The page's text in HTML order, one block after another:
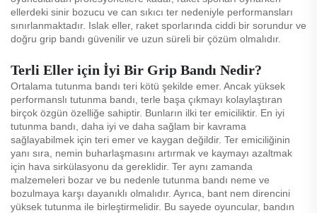
ellerdeki sinir bozucu ve can sıkıcı ter nedeniyle performansları
sınırlanmaktadır. Islak eller, raket sporlarında ciddi bir sorundur ve
doğru grip bandı güvenilir ve uzun süreli bir çözüm olmalıdır.
Terli Eller için İyi Bir Grip Bandı Nedir?
Ortalama tutunma bandı teri kötü şekilde emer. Ancak yüksek
performanslı tutunma bandı, terle başa çıkmayı kolaylaştıran
birçok özgün özelliğe sahiptir. Bunların ilki ter emiciliktir. En iyi
tutunma bandı, daha iyi ve daha sağlam bir kavrama
sağlayabilmek için teri emer ve kaygan değildir. Ter emiciliğinin
yanı sıra, nemin buharlaşmasını artırmak ve kaymayı azaltmak
için hava sirkülasyonu da gereklidir. Ter aynı zamanda
malzemeleri bozar ve bu nedenle tutunma bandı neme ve
bozulmaya karşı dayanıklı olmalıdır. Ayrıca, bant nem direncini
yüksek tutunma ile birleştirmelidir. Bu sayede oyuncular, bandın